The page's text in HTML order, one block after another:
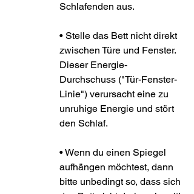
Schlafenden aus.
• Stelle das Bett nicht direkt
zwischen Türe und Fenster.
Dieser Energie-
Durchschuss ("Tür-Fenster-
Linie") verursacht eine zu
unruhige Energie und stört
den Schlaf.
• Wenn du einen Spiegel
aufhängen möchtest, dann
bitte unbedingt so, dass sich